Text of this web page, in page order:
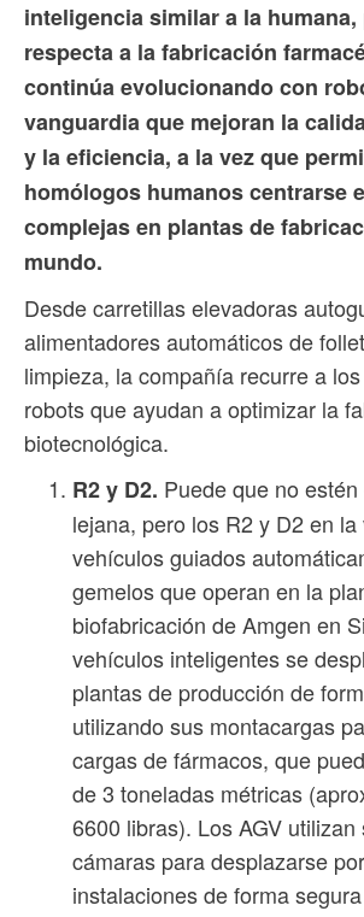
inteligencia similar a la
respecta a la fabricación
continúa evolucionando con
vanguardia que mejoran la
y la eficiencia, a la vez que
homólogos humanos centrarse
complejas en plantas de
mundo.
Desde carretillas elevadoras
alimentadores automáticos de
limpieza, la compañía recurre a
robots que ayudan a optimizar la
biotecnológica.
R2 y D2. Puede que no
lejana, pero los R2 y D2 en
vehículos guiados
gemelos que operan en la
biofabricación de Amgen en
vehículos inteligentes se
plantas de producción de
utilizando sus montacargas
cargas de fármacos, que
de 3 toneladas métricas
6600 libras). Los AGV
cámaras para desplazarse
instalaciones de forma